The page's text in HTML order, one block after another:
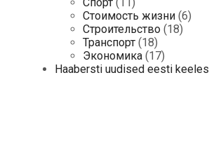
Стоимость жизни (6)
Строительство (18)
Транспорт (18)
Экономика (17)
Haabersti uudised eesti keeles